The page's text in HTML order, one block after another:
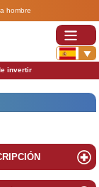
hombre
invertir